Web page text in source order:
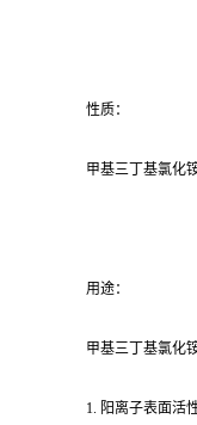
性质：
甲基三丁基氯化
用途：
甲基三丁基氯化
1. 阳离子表面活